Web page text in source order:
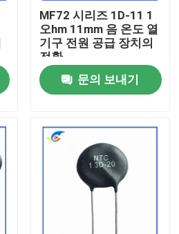
MF72 시리즈 1D-11 1
오hm 11mm 음 온도 열
기구 전원 공급 장치의
전환
문의 보내기